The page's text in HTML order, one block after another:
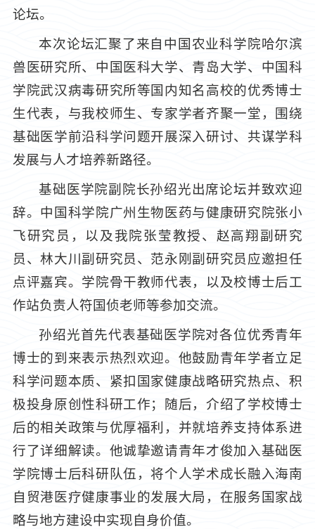
论坛。
本次论坛汇聚了来自中国农业科学院哈尔滨
兽医研究所、中国医科大学、青岛大学、中国科
学院武汉病毒研究所等国内知名高校的优秀博士
生代表，与我校师生、专家学者齐聚一堂，围绕
基础医学前沿科学问题开展深入研讨、共谋学科
发展与人才培养新路径。
基础医学院副院长孙绍光出席论坛并致欢迎
辞。中国科学院广州生物医药与健康研究院张小
飞研究员，以及我院张莹教授、赵高翔副研究
员、林大川副研究员、范永刚副研究员应邀担任
点评嘉宾。学院骨干教师代表，以及校博士后工
作站负责人符国侦老师等参加交流。
孙绍光首先代表基础医学院对各位优秀青年
博士的到来表示热烈欢迎。他鼓励青年学者立足
科学问题本质、紧扣国家健康战略研究热点、积
极投身原创性科研工作；随后，介绍了学校博士
后的相关政策与优厚福利，并就培养支持体系进
行了详细解读。他诚挚邀请青年才俊加入基础医
学院博士后科研队伍，将个人学术成长融入海南
自贸港医疗健康事业的发展大局，在服务国家战
略与地方建设中实现自身价值。